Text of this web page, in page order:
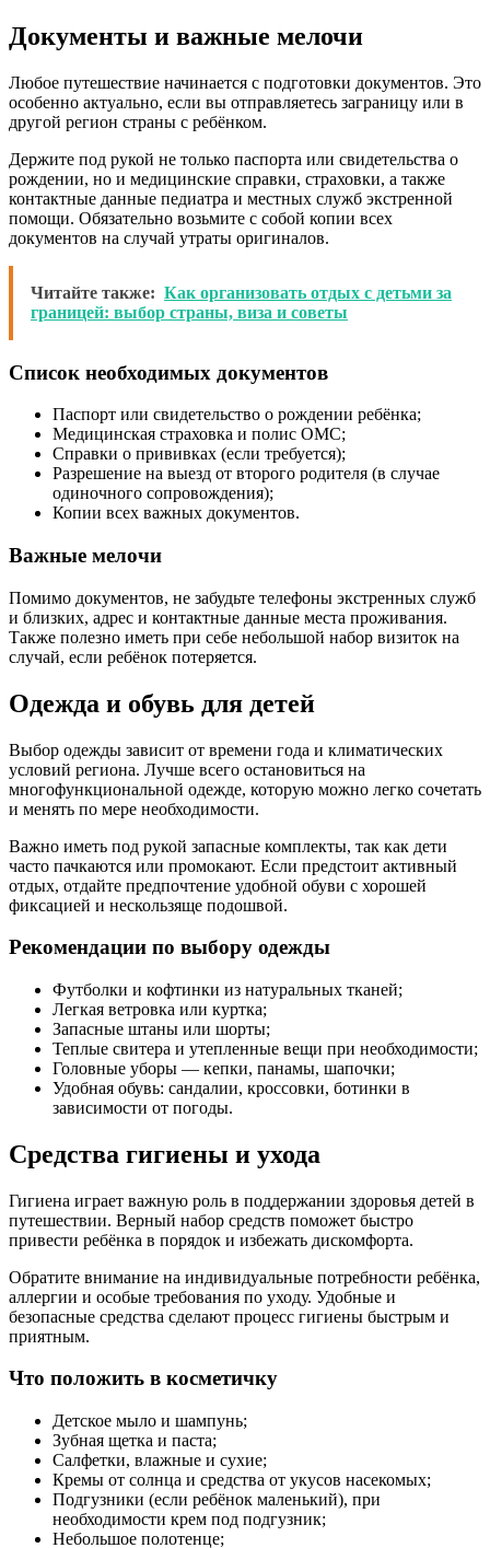
Документы и важные мелочи
Любое путешествие начинается с подготовки документов. Это
особенно актуально, если вы отправляетесь заграницу или в
другой регион страны с ребёнком.
Держите под рукой не только паспорта или свидетельства о
рождении, но и медицинские справки, страховки, а также
контактные данные педиатра и местных служб экстренной
помощи. Обязательно возьмите с собой копии всех
документов на случай утраты оригиналов.
Читайте также: Как организовать отдых с детьми за
границей: выбор страны, виза и советы
Список необходимых документов
Паспорт или свидетельство о рождении ребёнка;
Медицинская страховка и полис ОМС;
Справки о прививках (если требуется);
Разрешение на выезд от второго родителя (в случае
одиночного сопровождения);
Копии всех важных документов.
Важные мелочи
Помимо документов, не забудьте телефоны экстренных служб
и близких, адрес и контактные данные места проживания.
Также полезно иметь при себе небольшой набор визиток на
случай, если ребёнок потеряется.
Одежда и обувь для детей
Выбор одежды зависит от времени года и климатических
условий региона. Лучше всего остановиться на
многофункциональной одежде, которую можно легко сочетать
и менять по мере необходимости.
Важно иметь под рукой запасные комплекты, так как дети
часто пачкаются или промокают. Если предстоит активный
отдых, отдайте предпочтение удобной обуви с хорошей
фиксацией и нескользяще подошвой.
Рекомендации по выбору одежды
Футболки и кофтинки из натуральных тканей;
Легкая ветровка или куртка;
Запасные штаны или шорты;
Теплые свитера и утепленные вещи при необходимости;
Головные уборы — кепки, панамы, шапочки;
Удобная обувь: сандалии, кроссовки, ботинки в
зависимости от погоды.
Средства гигиены и ухода
Гигиена играет важную роль в поддержании здоровья детей в
путешествии. Верный набор средств поможет быстро
привести ребёнка в порядок и избежать дискомфорта.
Обратите внимание на индивидуальные потребности ребёнка,
аллергии и особые требования по уходу. Удобные и
безопасные средства сделают процесс гигиены быстрым и
приятным.
Что положить в косметичку
Детское мыло и шампунь;
Зубная щетка и паста;
Салфетки, влажные и сухие;
Кремы от солнца и средства от укусов насекомых;
Подгузники (если ребёнок маленький), при
необходимости крем под подгузник;
Небольшое полотенце;